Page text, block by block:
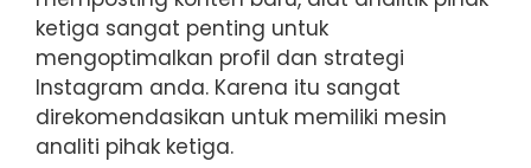
ketiga sangat penting untuk
mengoptimalkan profil dan strategi
Instagram anda. Karena itu sangat
direkomendasikan untuk memiliki mesin
analiti pihak ketiga.